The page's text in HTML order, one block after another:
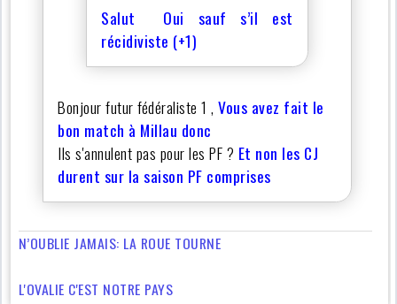
Salut Oui sauf s’il est
récidiviste (+1)
Bonjour futur fédéraliste 1 ,Vous avez fait le
bon match à Millau donc
Ils s'annulent pas pour les PF ? Et non les CJ
durent sur la saison PF comprises
N’OUBLIE JAMAIS: LA ROUE TOURNE
L'OVALIE C'EST NOTRE PAYS